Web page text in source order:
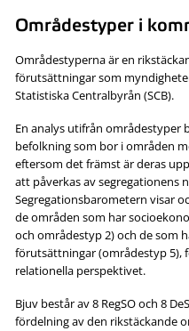
Områdestyper i
Områdestyperna är en
förutsättningar som
Statistiska Centralbyrån (SCB).
En analys utifrån områdestyper
befolkning som bor i områden
eftersom det främst är deras
att påverkas av segregationens
Segregationsbarometern visar
de områden som har
och områdestyp 2) och de som
förutsättningar (områdestyp 5),
relationella perspektivet.
Bjuv består av 8 RegSO och 8
fördelning av den rikstäckande